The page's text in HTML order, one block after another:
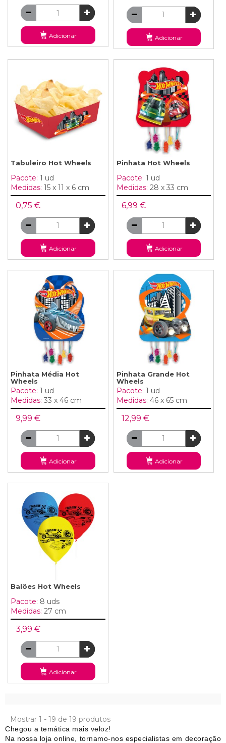
Adicionar Adicionar
Tabuleiro Hot Wheels
Pacote: 1 ud
Medidas: 15 x 11 x 6 cm
0,75 €
Adicionar
Pinhata Hot Wheels
Pacote: 1 ud
Medidas: 28 x 33 cm
6,99 €
Adicionar
Pinhata Média Hot
Wheels
Pacote: 1 ud
Medidas: 33 x 46 cm
9,99 €
Adicionar
Pinhata Grande Hot
Wheels
Pacote: 1 ud
Medidas: 46 x 65 cm
12,99 €
Adicionar
Balões Hot Wheels
Pacote: 8 uds
Medidas: 27 cm
3,99 €
Adicionar
Mostrar 1 - 19 de 19 produtos
Chegou a temática mais veloz!
Na nossa loja online, tornamo-nos especialistas em decoração